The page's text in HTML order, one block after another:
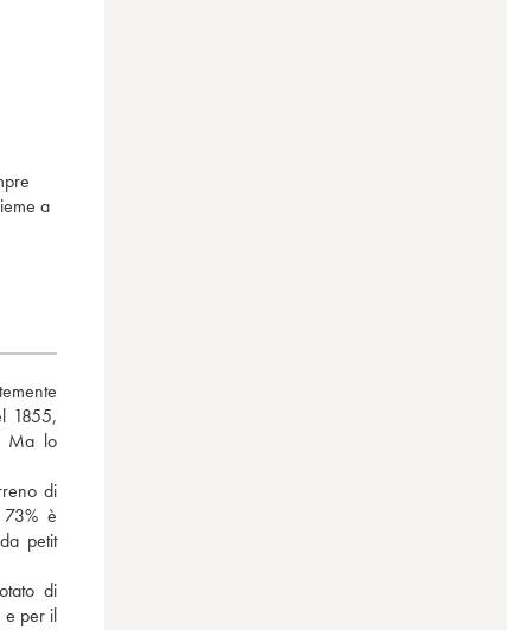
a
1855,
Ma lo
di
73% è
petit
di
e per il